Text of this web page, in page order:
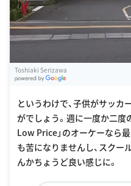
Toshiaki Serizawa
というわけで、子供がサッ
がでしょう。週に一度か二
Low Price」のオーケーなら
も苦になりませんし、スクー
んかちょうど良い感じに。